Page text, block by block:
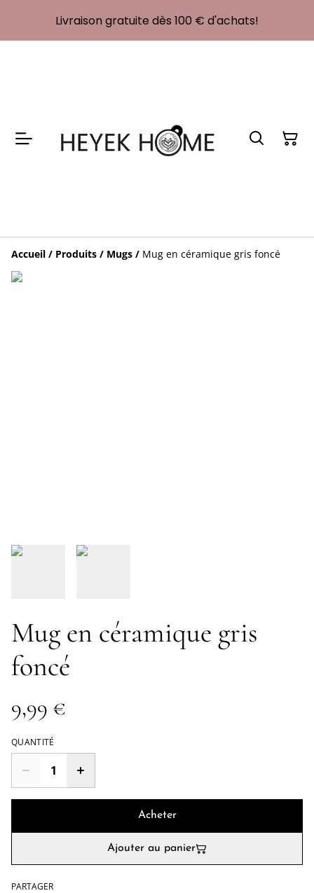
Livraison gratuite dès 100 € d'achats!
Accueil / Produits / Mugs / Mug en céramique gris foncé
Mug en céramique gris
foncé
9,99 €
QUANTITÉ
Acheter
Ajouter au panier
PARTAGER